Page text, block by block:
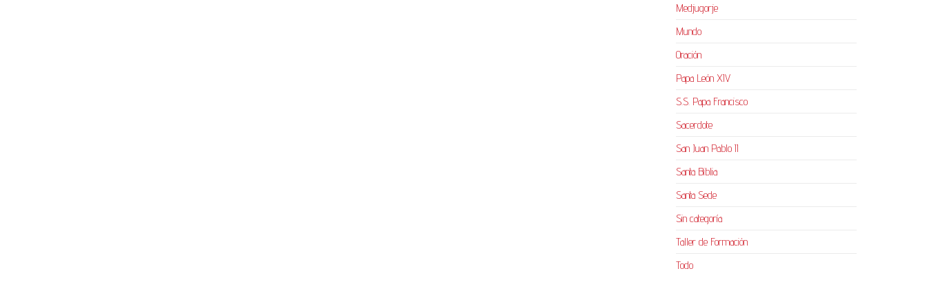
Medjugorje
Mundo
Oración
Papa León XIV
S.S. Papa Francisco
Sacerdote
San Juan Pablo II
Santa Biblia
Santa Sede
Sin categoría
Taller de Formación
Todo